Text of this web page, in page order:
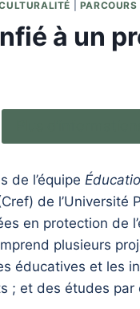
à un
de l’équipe
de l’Université
en protection de
plusieurs
éducatives et les
; et des études